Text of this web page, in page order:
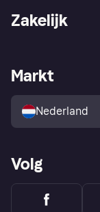
Winkeloverzicht
consumenten
Zakelijk
Zakelijke login
Markt
Nederland
Volg